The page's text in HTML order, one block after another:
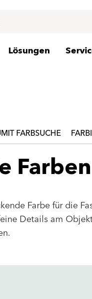
Lösungen
FARBSUCHE
Farbe für die
Details am